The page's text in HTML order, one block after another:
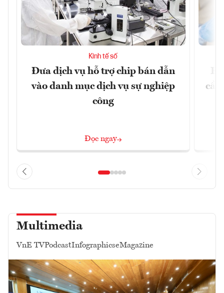
Kinh tế số
Đưa dịch vụ hỗ trợ chip bán dẫn
vào danh mục dịch vụ sự nghiệp
công
Đọc ngay
Multimedia
VnE TVPodcastInfographicseMagazine